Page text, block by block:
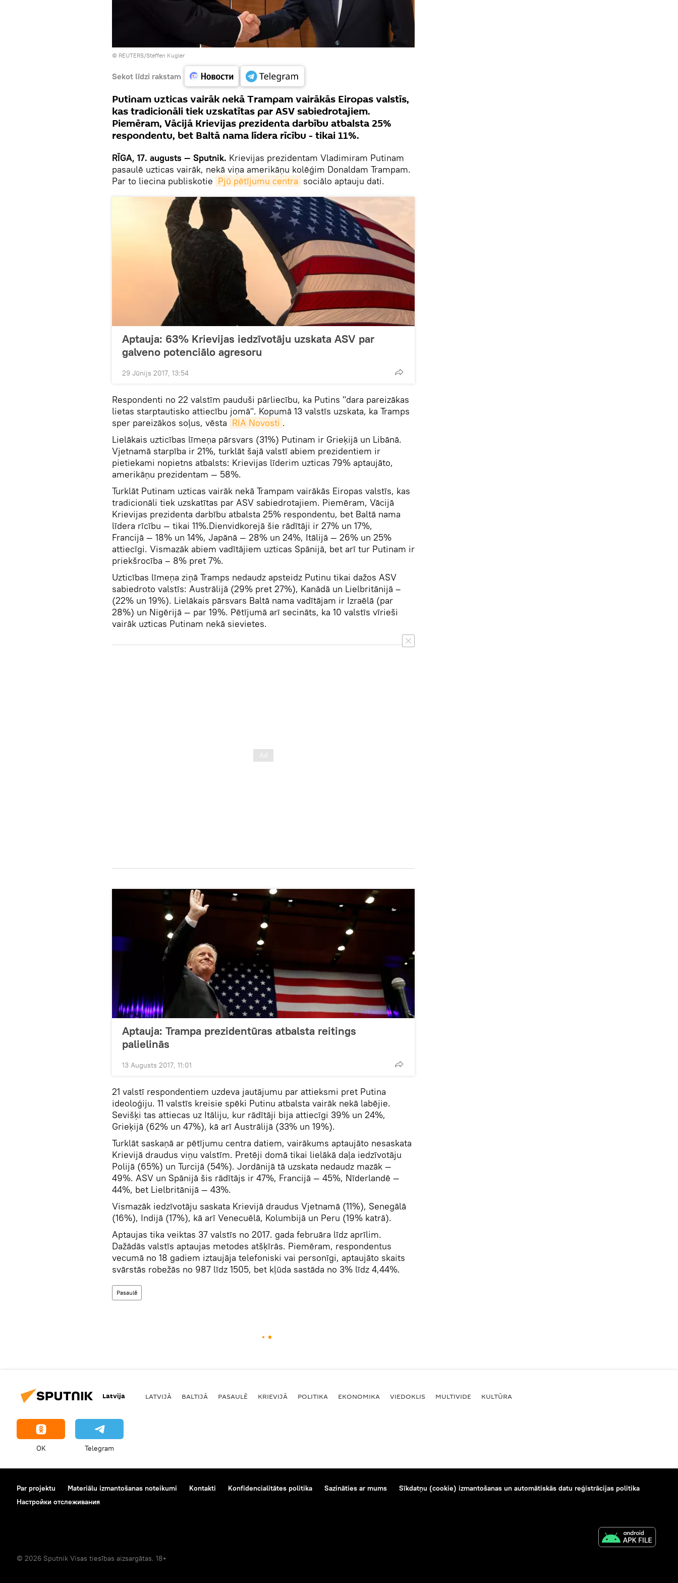
© REUTERS/Steffen Kugler
Sekot līdzi rakstam
Putinam uzticas vairāk nekā Trampam vairākās Eiropas valstīs,
kas tradicionāli tiek uzskatītas par ASV sabiedrotajiem.
Piemēram, Vācijā Krievijas prezidenta darbību atbalsta 25%
respondentu, bet Baltā nama līdera rīcību - tikai 11%.
RĪGA, 17. augusts — Sputnik. Krievijas prezidentam Vladimiram Putinam
pasaulē uzticas vairāk, nekā viņa amerikāņu kolēģim Donaldam Trampam.
Par to liecina publiskotie Pjū pētījumu centra sociālo aptauju dati.
Aptauja: 63% Krievijas iedzīvotāju uzskata ASV par
galveno potenciālo agresoru
29 Jūnijs 2017, 13:54
Respondenti no 22 valstīm pauduši pārliecību, ka Putins "dara pareizākas
lietas starptautisko attiecību jomā". Kopumā 13 valstīs uzskata, ka Tramps
sper pareizākos soļus, vēsta RIA Novosti .
Lielākais uzticības līmeņa pārsvars (31%) Putinam ir Grieķijā un Libānā.
Vjetnamā starpība ir 21%, turklāt šajā valstī abiem prezidentiem ir
pietiekami nopietns atbalsts: Krievijas līderim uzticas 79% aptaujāto,
amerikāņu prezidentam — 58%.
Turklāt Putinam uzticas vairāk nekā Trampam vairākās Eiropas valstīs, kas
tradicionāli tiek uzskatītas par ASV sabiedrotajiem. Piemēram, Vācijā
Krievijas prezidenta darbību atbalsta 25% respondentu, bet Baltā nama
līdera rīcību — tikai 11%.Dienvidkorejā šie rādītāji ir 27% un 17%,
Francijā — 18% un 14%, Japānā — 28% un 24%, Itālijā — 26% un 25%
attiecīgi. Vismazāk abiem vadītājiem uzticas Spānijā, bet arī tur Putinam ir
priekšrocība – 8% pret 7%.
Uzticības līmeņa ziņā Tramps nedaudz apsteidz Putinu tikai dažos ASV
sabiedroto valstīs: Austrālijā (29% pret 27%), Kanādā un Lielbritānijā –
(22% un 19%). Lielākais pārsvars Baltā nama vadītājam ir Izraēlā (par
28%) un Nigērijā — par 19%. Pētījumā arī secināts, ka 10 valstīs vīrieši
vairāk uzticas Putinam nekā sievietes.
Aptauja: Trampa prezidentūras atbalsta reitings
palielinās
13 Augusts 2017, 11:01
21 valstī respondentiem uzdeva jautājumu par attieksmi pret Putina
ideoloģiju. 11 valstīs kreisie spēki Putinu atbalsta vairāk nekā labējie.
Sevišķi tas attiecas uz Itāliju, kur rādītāji bija attiecīgi 39% un 24%,
Grieķijā (62% un 47%), kā arī Austrālijā (33% un 19%).
Turklāt saskaņā ar pētījumu centra datiem, vairākums aptaujāto nesaskata
Krievijā draudus viņu valstīm. Pretēji domā tikai lielākā daļa iedzīvotāju
Polijā (65%) un Turcijā (54%). Jordānijā tā uzskata nedaudz mazāk —
49%. ASV un Spānijā šis rādītājs ir 47%, Francijā — 45%, Nīderlandē —
44%, bet Lielbritānijā — 43%.
Vismazāk iedzīvotāju saskata Krievijā draudus Vjetnamā (11%), Senegālā
(16%), Indijā (17%), kā arī Venecuēlā, Kolumbijā un Peru (19% katrā).
Aptaujas tika veiktas 37 valstīs no 2017. gada februāra līdz aprīlim.
Dažādās valstīs aptaujas metodes atšķīrās. Piemēram, respondentus
vecumā no 18 gadiem iztaujāja telefoniski vai personīgi, aptaujāto skaits
svārstās robežās no 987 līdz 1505, bet kļūda sastāda no 3% līdz 4,44%.
Pasaulē
Latvija LATVIJĀ BALTIJĀ PASAULĒ KRIEVIJĀ POLITIKA EKONOMIKA VIEDOKLIS MULTIVIDE KULTŪRA
OK Telegram
Par projektu Materiālu izmantošanas noteikumi Kontakti Konfidencialitātes politika Sazināties ar mums
Sīkdatņu (cookie) izmantošanas un automātiskās datu reģistrācijas politika
Настройки отслеживания
© 2026 Sputnik Visas tiesības aizsargātas. 18+